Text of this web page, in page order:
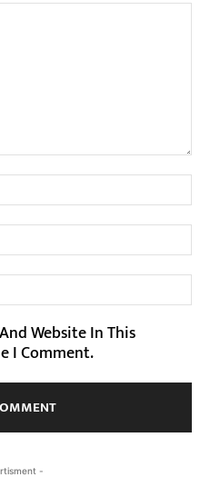
Website In This
I Comment.
-